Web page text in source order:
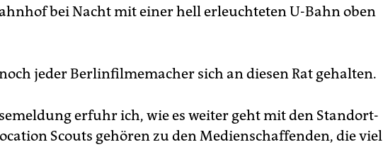
bei Nacht mit einer hell erleuchteten U-Bahn oben
jeder Berlinfilmemacher sich an diesen Rat gehalten.
erfuhr ich, wie es weiter geht mit den Standort-
Scouts gehören zu den Medienschaffenden, die viel